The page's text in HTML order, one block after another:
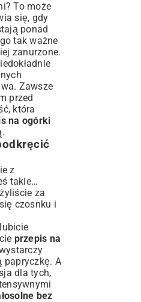
To może
się, gdy
ponad
tak ważne
zanurzone.
Zawsze
przed
która
na ogórki
z
takie…
za
czosnku i
przepis na
papryczkę. A
dla tych,
bez